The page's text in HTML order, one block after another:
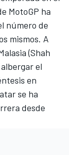
MotoGP ha
número de
mismos. A
(Shah
el
en
se ha
desde